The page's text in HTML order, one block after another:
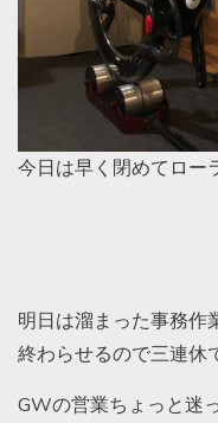
今日は早く閉めてロー
明日は溜まった事務作
終わらせるので三連休
GWの営業ちょっと迷